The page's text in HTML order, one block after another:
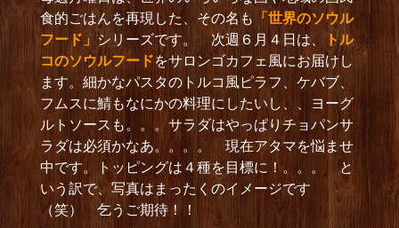
食的ごはんを再現した、その名も 「世界のソウル
フード」シリーズです。 次週６月４日は、
トル
コのソウルフードをサロンゴカフェ風にお届けし
ます。細かなパスタのトルコ風ピラフ、ケバブ、
フムスに鯖もなにかの料理にしたいし、、ヨーグ
ルトソースも。。。サラダはやっぱりチョパンサ
ラダは必須かなあ。。。。 現在アタマを悩ませ
中です。トッピングは４種を目標に！。。。 と
いう訳で、写真はまったくのイメージです
（笑） 乞うご期待！！